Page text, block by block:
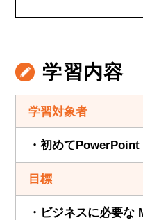
学習内容
学習対象者
・初めて
目標
・ビジネスに必要